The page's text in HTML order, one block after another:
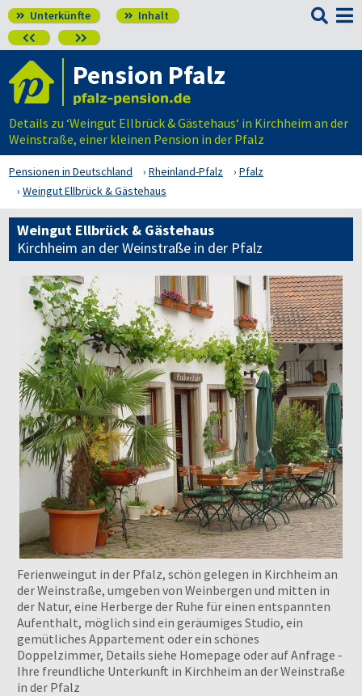
 Unterkünfte  Inhalt
 

Pension Pfalz
Details zu ‘Weingut Ellbrück & Gästehaus‘ in Kirchheim an der
Weinstraße, einer kleinen Pension in der Pfalz
Pensionen in Deutschland Rheinland-Pfalz
Pfalz
Weingut Ellbrück & Gästehaus
Weingut Ellbrück & Gästehaus
Kirchheim an der Weinstraße in der Pfalz
Ferienweingut in der Pfalz, schön gelegen in Kirchheim an
der Weinstraße, umgeben von Weinbergen und mitten in
der Natur, eine Herberge der Ruhe für einen entspannten
Aufenthalt, möglich sind ein geräumiges Studio, ein
gemütliches Appartement oder ein schönes
Doppelzimmer, Details siehe Homepage oder auf Anfrage -
Ihre freundliche Unterkunft in Kirchheim an der Weinstraße
in der Pfalz